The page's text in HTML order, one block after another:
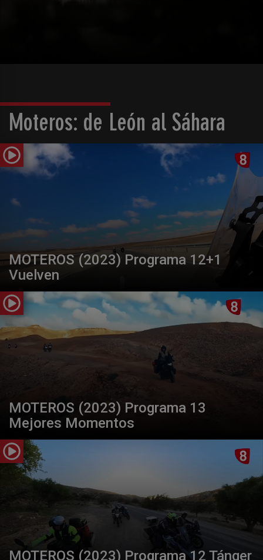
Moteros: de León al Sáhara
MOTEROS (2023) Programa 12+1
Vuelven
MOTEROS (2023) Programa 13
Mejores Momentos
MOTEROS (2023) Programa 12 Tánger